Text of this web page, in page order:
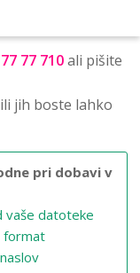
77 710ali pišite
jih boste lahko
pri dobavi v
vaše datoteke
format